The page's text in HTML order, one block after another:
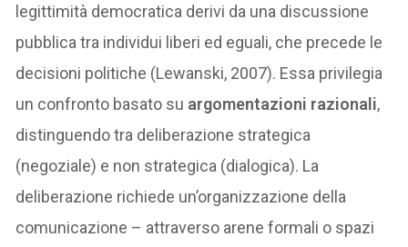
legittimità democratica derivi da una discussione
pubblica tra individui liberi ed eguali, che precede le
decisioni politiche (Lewanski, 2007). Essa privilegia
un confronto basato su argomentazioni razionali,
distinguendo tra deliberazione strategica
(negoziale) e non strategica (dialogica). La
deliberazione richiede un’organizzazione della
comunicazione – attraverso arene formali o spazi